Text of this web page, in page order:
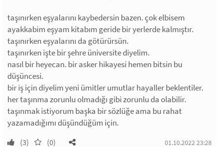
taşınırken eşyalarını kaybedersin bazen. çok elbisem
ayakkabim eşyam kitabım geride bir yerlerde kalmıştır.
taşınırken eşyalarını da götürürsün.
taşınırken işte bir şehre üniversite diyelim.
nasıl bir heyecan. bir asker hikayesi hemen bitsin bu
düşüncesi.
bir iş için diyelim yeni ümitler umutlar hayaller beklentiler.
her taşınma zorunlu olmadığı gibi zorunlu da olabilir.
taşınmak istiyorum başka bir sözlüğe ama bu rahat
yazamadığımı düşündüğüm için.
(3) (0) 01.10.2022 23:28